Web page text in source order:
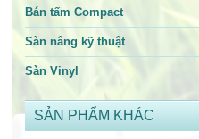
Bán tấm Compact
Sàn nâng kỹ thuật
Sàn Vinyl
SẢN PHẨM KHÁC